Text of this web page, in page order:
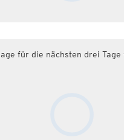
für die nächsten drei Tage